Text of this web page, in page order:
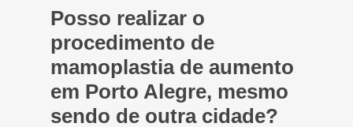
Posso realizar o
procedimento de
mamoplastia de aumento
em Porto Alegre, mesmo
sendo de outra cidade?